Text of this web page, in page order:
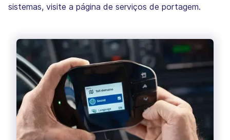
sistemas, visite a página de serviços de portagem.